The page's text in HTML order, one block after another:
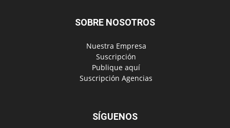
SOBRE NOSOTROS
‎ Nuestra Empresa
‎ Suscripción
‎ Publique aquí
‎ Suscripción Agencias
SÍGUENOS